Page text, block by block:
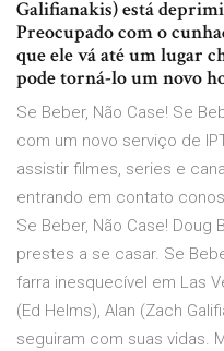
Galifianakis) está
Preocupado com o
que ele vá até um lugar
pode torná-lo um novo
Se Beber, Não Case! Se
com um novo serviço de
assistir filmes, series e
entrando em contato
Se Beber, Não Case! Doug
prestes a se casar. Se
farra inesquecível em Las
(Ed Helms), Alan (Zach
seguiram com suas vidas.